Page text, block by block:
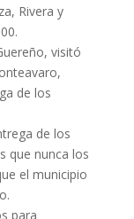
Rivera y
visitó
de los
de los
que nunca los
el municipio
para